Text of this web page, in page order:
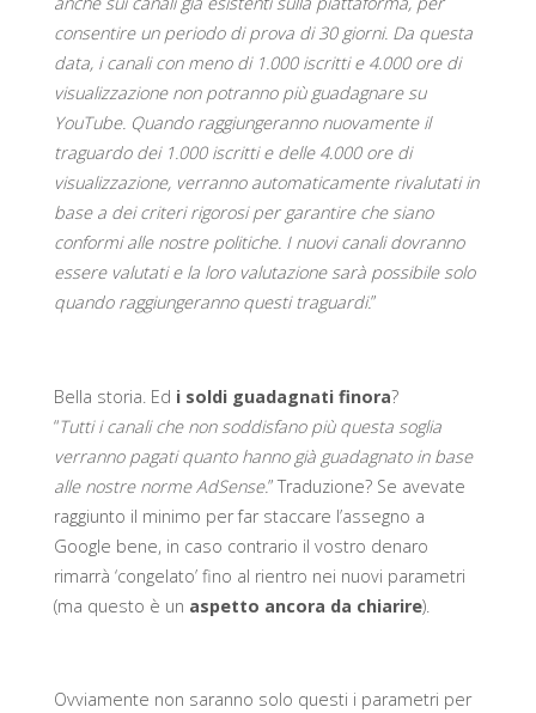
consentire un periodo di prova di 30 giorni. Da questa
data, i canali con meno di 1.000 iscritti e 4.000 ore di
visualizzazione non potranno più guadagnare su
YouTube. Quando raggiungeranno nuovamente il
traguardo dei 1.000 iscritti e delle 4.000 ore di
visualizzazione, verranno automaticamente rivalutati in
base a dei criteri rigorosi per garantire che siano
conformi alle nostre politiche. I nuovi canali dovranno
essere valutati e la loro valutazione sarà possibile solo
quando raggiungeranno questi traguardi.”
Bella storia. Ed i soldi guadagnati finora?
“Tutti i canali che non soddisfano più questa soglia
verranno pagati quanto hanno già guadagnato in base
alle nostre norme AdSense.” Traduzione? Se avevate
raggiunto il minimo per far staccare l’assegno a
Google bene, in caso contrario il vostro denaro
rimarrà ‘congelato’ fino al rientro nei nuovi parametri
(ma questo è un aspetto ancora da chiarire).
Ovviamente non saranno solo questi i parametri per